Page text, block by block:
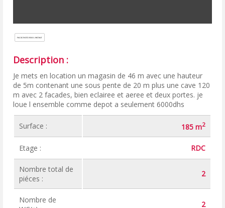
Description :
Je mets en location un magasin de 46 m avec une hauteur
de 5m contenant une sous pente de 20 m plus une cave 120
m avec 2 facades, bien eclairee et aeree et deux portes. je
loue l ensemble comme depot a seulement 6000dhs
Surface : 185 m2
Etage : RDC
Nombre total de
piéces :
2
Nombre de
2